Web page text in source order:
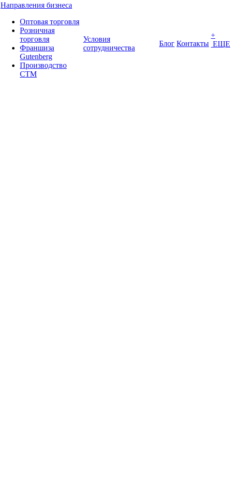
Направления бизнеса
Оптовая торговля
Розничная
торговля
Франшиза
Gutenberg
Производство
СТМ
Условия
сотрудничества
Блог Контакты
+
ЕЩЕ